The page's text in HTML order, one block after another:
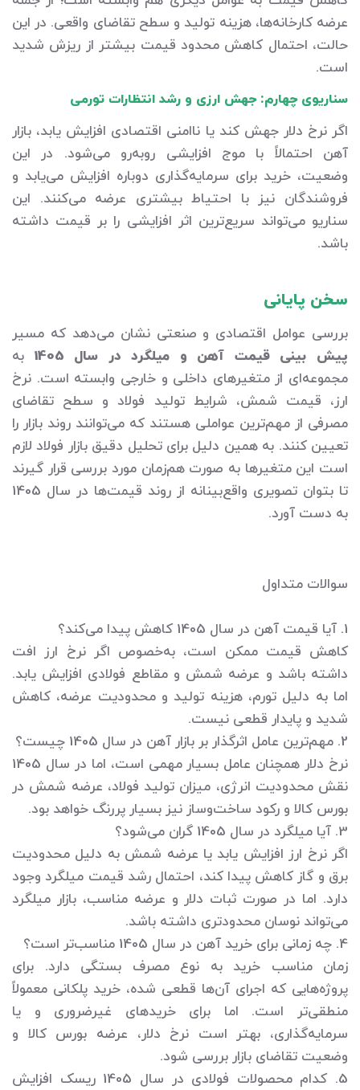
عرضه کارخانه‌ها، هزینه تولید و سطح تقاضای واقعی. در این
حالت، احتمال کاهش محدود قیمت بیشتر از ریزش شدید
است.
سناریوی چهارم: جهش ارزی و رشد انتظارات تورمی
اگر نرخ دلار جهش کند یا ناامنی اقتصادی افزایش یابد، بازار
آهن احتمالاً با موج افزایشی روبه‌رو می‌شود. در این
وضعیت، خرید برای سرمایه‌گذاری دوباره افزایش می‌یابد و
فروشندگان نیز با احتیاط بیشتری عرضه می‌کنند. این
سناریو می‌تواند سریع‌ترین اثر افزایشی را بر قیمت داشته
باشد.
سخن پایانی
بررسی عوامل اقتصادی و صنعتی نشان می‌دهد که مسیر
پیش بینی قیمت آهن و میلگرد در سال 1405
به
مجموعه‌ای از متغیرهای داخلی و خارجی وابسته است. نرخ
ارز، قیمت شمش، شرایط تولید فولاد و سطح تقاضای
مصرفی از مهم‌ترین عواملی هستند که می‌توانند روند بازار را
تعیین کنند. به همین دلیل برای تحلیل دقیق بازار فولاد لازم
است این متغیرها به صورت هم‌زمان مورد بررسی قرار گیرند
تا بتوان تصویری واقع‌بینانه از روند قیمت‌ها در سال 1405
به دست آورد.
سوالات متداول
1. آیا قیمت آهن در سال 1405 کاهش پیدا می‌کند؟
کاهش قیمت ممکن است، به‌خصوص اگر نرخ ارز افت
داشته باشد و عرضه شمش و مقاطع فولادی افزایش یابد.
اما به دلیل تورم، هزینه تولید و محدودیت عرضه، کاهش
شدید و پایدار قطعی نیست.
2. مهم‌ترین عامل اثرگذار بر بازار آهن در سال 1405 چیست؟
نرخ دلار همچنان عامل بسیار مهمی است، اما در سال 1405
نقش محدودیت انرژی، میزان تولید فولاد، عرضه شمش در
بورس کالا و رکود ساخت‌وساز نیز بسیار پررنگ خواهد بود.
3. آیا میلگرد در سال 1405 گران می‌شود؟
اگر نرخ ارز افزایش یابد یا عرضه شمش به دلیل محدودیت
برق و گاز کاهش پیدا کند، احتمال رشد قیمت میلگرد وجود
دارد. اما در صورت ثبات دلار و عرضه مناسب، بازار میلگرد
می‌تواند نوسان محدودتری داشته باشد.
4. چه زمانی برای خرید آهن در سال 1405 مناسب‌تر است؟
زمان مناسب خرید به نوع مصرف بستگی دارد. برای
پروژه‌هایی که اجرای آن‌ها قطعی شده، خرید پلکانی معمولاً
منطقی‌تر است. اما برای خریدهای غیرضروری و یا
سرمایه‌گذاری، بهتر است نرخ دلار، عرضه بورس کالا و
وضعیت تقاضای بازار بررسی شود.
5. کدام محصولات فولادی در سال 1405 ریسک افزایش